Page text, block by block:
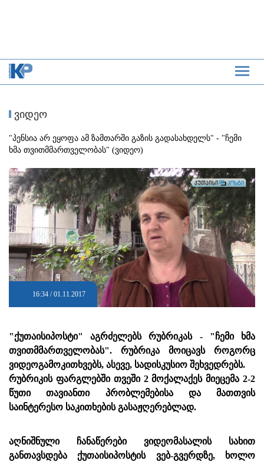
ვიდეო
"პენსია არ ეყოფა ამ ზამთარში გაზის გადასახდელს" - "ჩემი
ხმა თვითმმართველობას" (ვიდეო)
16:34 / 01.11.2017
"ქუთაისიპოსტი" აგრძელებს რუბრიკას - "ჩემი ხმა
თვითმმართველობას". რუბრიკა მოიცავს როგორც
ვიდეოგამოკითხვებს, ასევე, სადისკუსიო შეხვედრებს.
რუბრიკის ფარგლებში თვეში 2 მოქალაქეს მიეცემა 2-2
წუთი თავიანთი პრობლემებისა და მათთვის
საინტერესო საკითხების გასაჟღერებლად.
აღნიშნული ჩანაწერები ვიდეომასალის სახით
განთავსდება ქუთაისიპოსტის ვებ-გვერდზე, ხოლო